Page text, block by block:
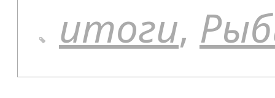
итоги,